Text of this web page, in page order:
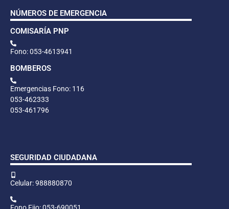
NÚMEROS DE EMERGENCIA
COMISARÍA PNP
Fono: 053-4613941
BOMBEROS
Emergencias Fono: 116
053-462333
053-461796
SEGURIDAD CIUDADANA
Celular: 988880870
Fono Fijo: 053-690051